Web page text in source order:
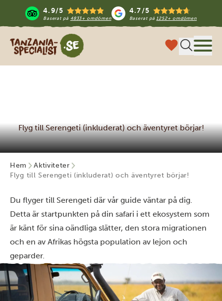
4.9/5
Baserat på 4833+ omdömen
4.7/5
Baserat på1252+ omdömen
Tanzania Specialist
Flyg till Serengeti (inkluderat) och äventyret börjar!
Hem
Aktiviteter
Flyg till Serengeti (inkluderat) och äventyret börjar!
Du flyger till Serengeti där vår guide väntar på dig.
Detta är startpunkten på din safari i ett ekosystem som
är känt för sina oändliga slätter, den stora migrationen
och en av Afrikas högsta population av lejon och
geparder.